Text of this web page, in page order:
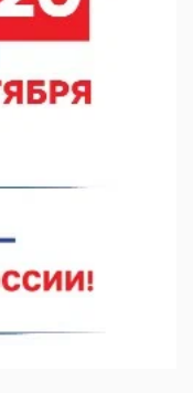
Росгвардии